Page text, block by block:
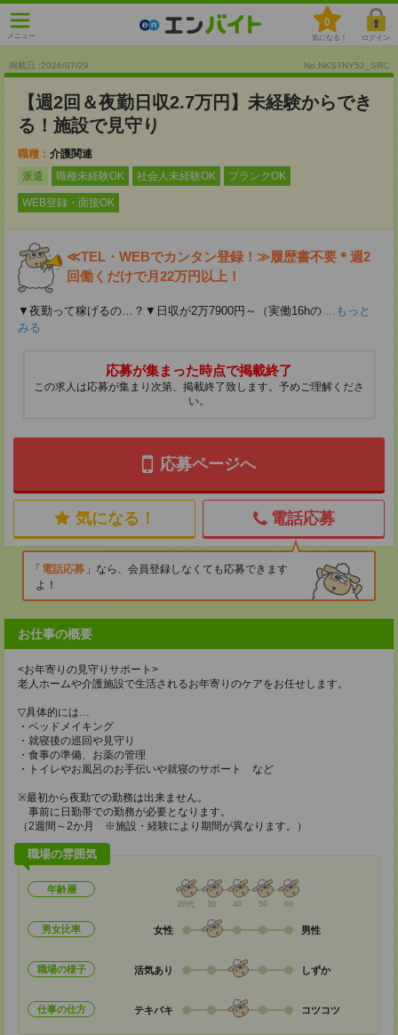
メニュー
0
気になる！ ログイン
掲載日 :2026/07/29 No.NKSTNY52_SRC
【週2回＆夜勤日収2.7万円】未経験からでき
る！施設で見守り
職種： 介護関連
派遣
職種未経験OK 社会人未経験OK ブランクOK
WEB登録・面接OK
≪TEL・WEBでカンタン登録！≫履歴書不要＊週2
回働くだけで月22万円以上！
▼夜勤って稼げるの…？▼日収が2万7900円～（実働16hの ...もっと
みる
応募が集まった時点で掲載終了
この求人は応募が集まり次第、掲載終了致します。予めご理解くださ
い。
応募ページへ
気になる！ 電話応募
電話応募
なら、会員登録しなくても応募できます
よ！
お仕事の概要
<お年寄りの見守りサポート>
老人ホームや介護施設で生活されるお年寄りのケアをお任せします。
▽具体的には…
・ベッドメイキング
・就寝後の巡回や見守り
・食事の準備、お薬の管理
・トイレやお風呂のお手伝いや就寝のサポート など
※最初から夜勤での勤務は出来ません。
事前に日勤帯での勤務が必要となります。
（2週間～2か月 ※施設・経験により期間が異なります。）
職場の雰囲気
年齢層
20代 30 40 50 60
男女比率 女性 男性
職場の様子 活気あり しずか
仕事の仕方 テキパキ コツコツ